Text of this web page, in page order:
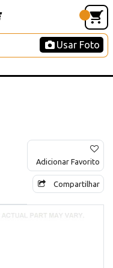
Usar Foto
Adicionar Favorito
Compartilhar